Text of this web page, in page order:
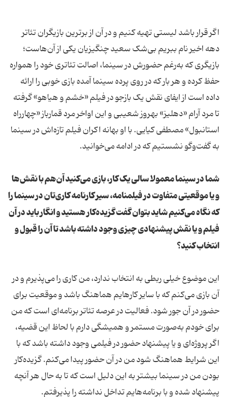
اگر قرار باشد لیستی تهیه کنیم و در آن از برترین بازیگران تئاتر
دهه اخیر نام ببریم بی‌شک سعید چنگیزیان یکی از آن‌هاست؛
بازیگری که به‌رغم حضورش در سینما، اصالت تئاتری خود را همواره
حفظ کرده و هر بار که در روی پرده سینما آمده بازی خوبی را ارائه
داده است از ایفای نقش یک بازجو در فیلم «خشم و هیاهو» گرفته
تا مرد آرام «دهلیز» بهروز شعیبی و این اواخر مرد قمارباز «چهارراه
استانبول» مصطفی کیایی. با او بهانه اکران فیلم تازه‌‌اش در سینما
به گفت‌وگو نشستیم که در ادامه می‌خوانید.
شما در سینما معمولا سالی یک کار، بازی می‌کنید آن‌هم با نقش‌‌ها
و یا موقعیتی متفاوت در فیلمنامه، سیر کارنامه کاری‌تان در سینما را
که نگاه می‌کنیم شاید بتوان گفت گزیده‌کار هستید و انگار باید در آن
فیلم و یا نقش پیشنهادی چیزی وجود داشته باشد تا آن را قبول و
انتخاب کنید؟
این موضوع خیلی ربطی به انتخاب ندارد، من کاری را می‌پذیرم و در
آن بازی می‌کنم که با سایر کارهایم هماهنگ باشد و موقعیت برای
حضور در آن جور شود. فعالیت در عرصه تئاتر برنامه‌ای است که من
برای خودم به‌صورت مستمر و همیشگی دارم با لحاظ این قضیه،
اگر پروژه‌ای و یا پیشنهاد حضور در فیلمی وجود داشته باشد که با
این شرایط هماهنگ شود من در آن حضور پیدا می‌کنم. گزیده‌کار
بودن من در سینما بیشتر به این دلیل است که تا به حال هر آنچه
پیشنهاد شده و با برنامه‌‌هایم تداخل نداشته را پذیرفتم.